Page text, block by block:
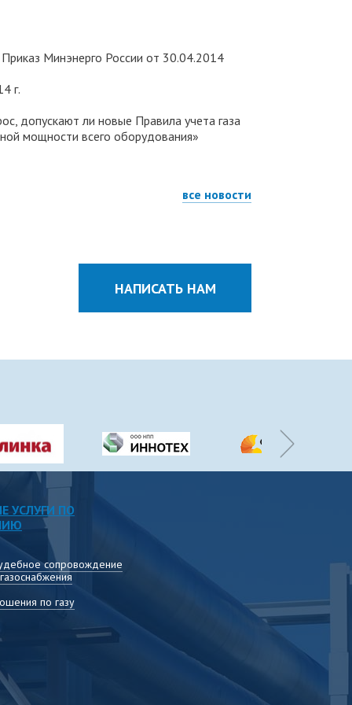
Минэнерго России от 30.04.2014
г.
допускают ли новые Правила учета газа
мощности всего оборудования»
все новости
НАПИСАТЬ НАМ
УСЛУГИ ПО
сопровождение
по газу